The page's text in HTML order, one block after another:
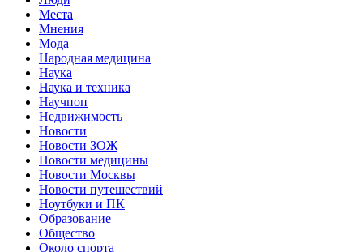
Места
Мнения
Мода
Народная медицина
Наука
Наука и техника
Научпоп
Недвижимость
Новости
Новости ЗОЖ
Новости медицины
Новости Москвы
Новости путешествий
Ноутбуки и ПК
Образование
Общество
Около спорта